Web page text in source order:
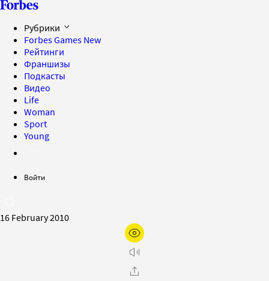
Рубрики
Forbes Games New
Рейтинги
Франшизы
Подкасты
Видео
Life
Woman
Sport
Young
Войти
16 February 2010